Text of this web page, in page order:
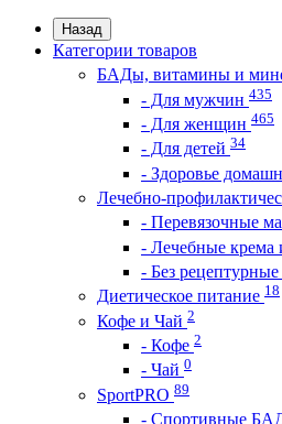
Назад
Категории товаров
БАДы, витамины и
- Для мужчин 435
- Для женщин 465
- Для детей 34
- Здоровье
Лечебно-
- Перевязочные
- Лечебные крема
- Без рецептурные
Диетическое питание 18
Кофе и Чай 2
- Кофе 2
- Чай 0
SportPRO 89
- Спортивные